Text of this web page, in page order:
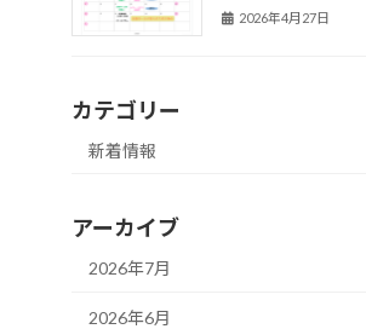
2026年4月27日
カテゴリー
新着情報
アーカイブ
2026年7月
2026年6月